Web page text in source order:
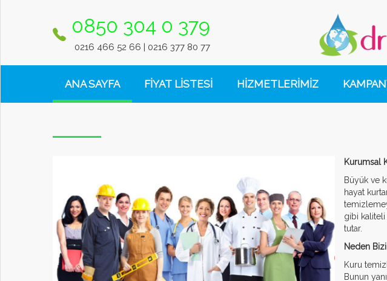
LİSTESİ
HİZMETLERİMİZ
DRYSANAT
FRANCHİSE
0850 304 0 379
0216 466 52 66 | 0216 377 80 77
ANA SAYFA FİYAT LİSTESİ HİZMETLERİMİZ
Kurumsal
Büyük ve
hayat
gibi kaliteli
tutar.
Neden
Kuru
Bunun